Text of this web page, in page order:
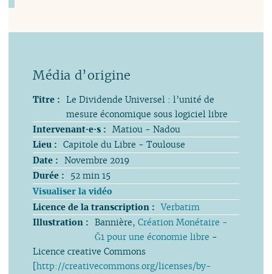
Titre : Le Dividende Universel : l’unité de
mesure économique sous logiciel libre
Intervenant·e·s : Matiou - Nadou
Lieu : Capitole du Libre - Toulouse
Date : Novembre 2019
Durée :
52 min 15
Visualiser la vidéo
Licence de la transcription : Verbatim
Illustration : Bannière,Création Monétaire -
Ğ1 pour une économie libre -
Licence creative Commons
[http://creativecommons.org/licenses/by-